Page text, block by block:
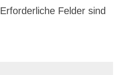
Erforderliche Felder sind